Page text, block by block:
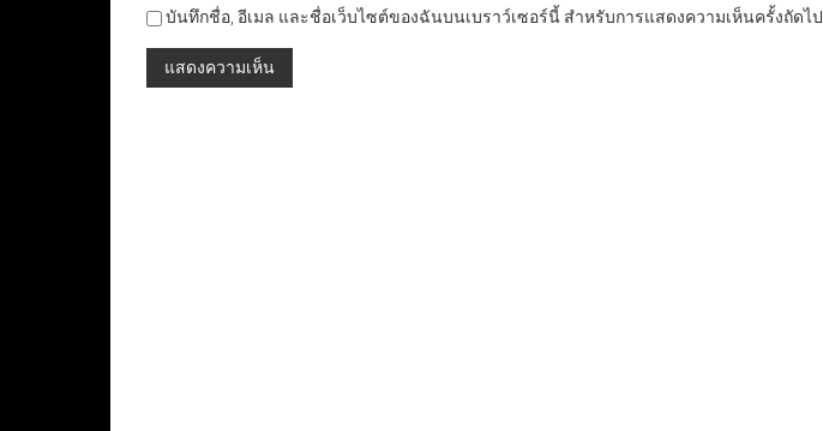
บันทึกชื่อ, อีเมล และชื่อเว็บไซต์ของฉันบนเบราว์เซอร์นี้ สำหรับการแสดงความเห็นครั้งถัดไป